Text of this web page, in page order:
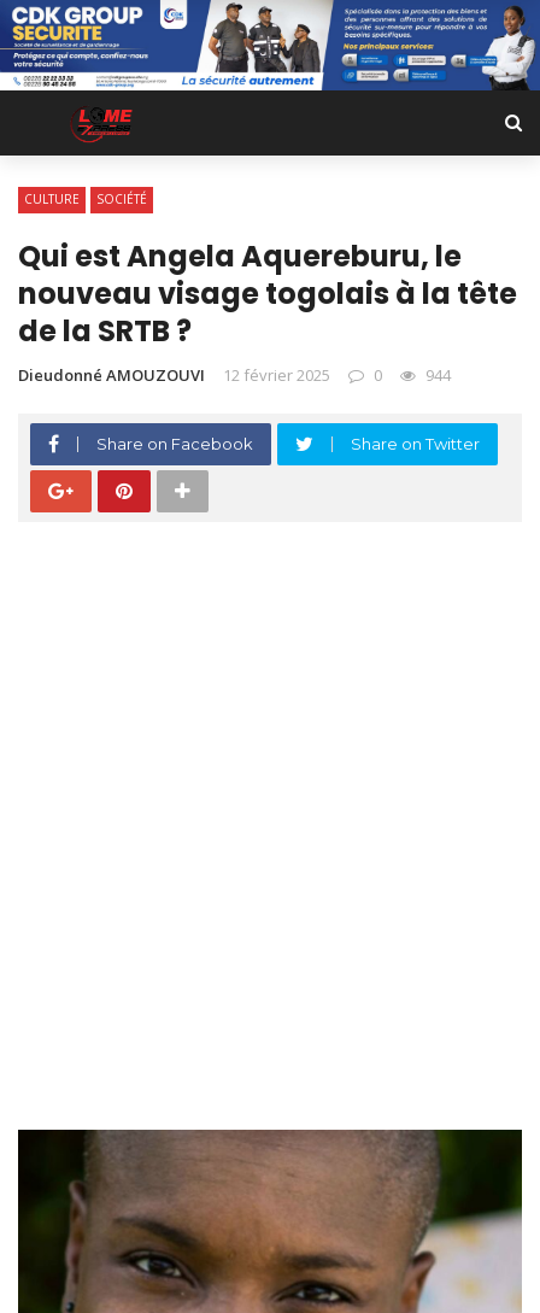
CULTURE SOCIÉTÉ
Qui est Angela Aquereburu, le
nouveau visage togolais à la tête
de la SRTB ?
Dieudonné AMOUZOUVI 12 février 2025 0 944
Share on Facebook Share on Twitter